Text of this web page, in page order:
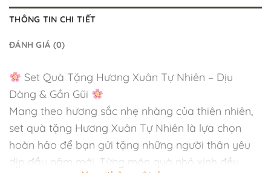
THÔNG TIN CHI TIẾT
ĐÁNH GIÁ (0)
Set Quà Tặng Hương Xuân Tự Nhiên – Dịu
Dàng & Gần Gũi
Mang theo hương sắc nhẹ nhàng của thiên nhiên,
set quà tặng Hương Xuân Tự Nhiên là lựa chọn
hoàn hảo để bạn gửi tặng những người thân yêu
dịp đầu năm mới. Từng món quà nhỏ xinh đều